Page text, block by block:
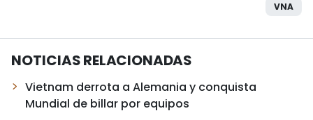
VNA
NOTICIAS RELACIONADAS
Vietnam derrota a Alemania y conquista
Mundial de billar por equipos